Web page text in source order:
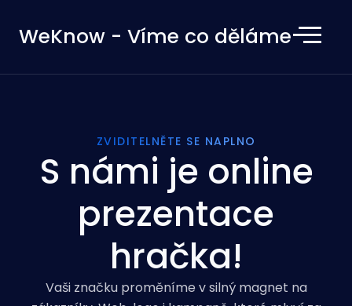
WeKnow - Víme co děláme
ZVIDITELNĚTE SE NAPLNO
S námi je online
prezentace
hračka!
Vaši značku proměníme v silný magnet na